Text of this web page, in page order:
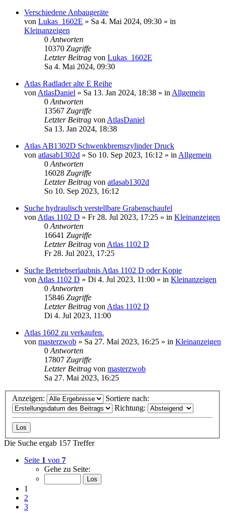
Verschiedene Anbaugeräte
von Lukas_1602E » Sa 4. Mai 2024, 09:30 » in
Kleinanzeigen
0 Antworten
10370 Zugriffe
Letzter Beitrag von Lukas_1602E
Sa 4. Mai 2024, 09:30
Atlas Radlader alte E Reihe
von AtlasDaniel » Sa 13. Jan 2024, 18:38 » in Allgemein
0 Antworten
13567 Zugriffe
Letzter Beitrag von AtlasDaniel
Sa 13. Jan 2024, 18:38
Atlas AB1302D Schwenkbremszylinder Druck
von atlasab1302d » So 10. Sep 2023, 16:12 » in Allgemein
0 Antworten
16028 Zugriffe
Letzter Beitrag von atlasab1302d
So 10. Sep 2023, 16:12
Suche hydraulisch verstellbare Grabenschaufel
von Atlas 1102 D » Fr 28. Jul 2023, 17:25 » in Kleinanzeigen
0 Antworten
16641 Zugriffe
Letzter Beitrag von Atlas 1102 D
Fr 28. Jul 2023, 17:25
Suche Betriebserlaubnis Atlas 1102 D oder Kopie
von Atlas 1102 D » Di 4. Jul 2023, 11:00 » in Kleinanzeigen
0 Antworten
15846 Zugriffe
Letzter Beitrag von Atlas 1102 D
Di 4. Jul 2023, 11:00
Atlas 1602 zu verkaufen.
von masterzwob » Sa 27. Mai 2023, 16:25 » in Kleinanzeigen
0 Antworten
17807 Zugriffe
Letzter Beitrag von masterzwob
Sa 27. Mai 2023, 16:25
Anzeigen:
Sortiere nach:
Richtung:
Die Suche ergab 157 Treffer
Seite 1 von 7
Gehe zu Seite:
1
2
3